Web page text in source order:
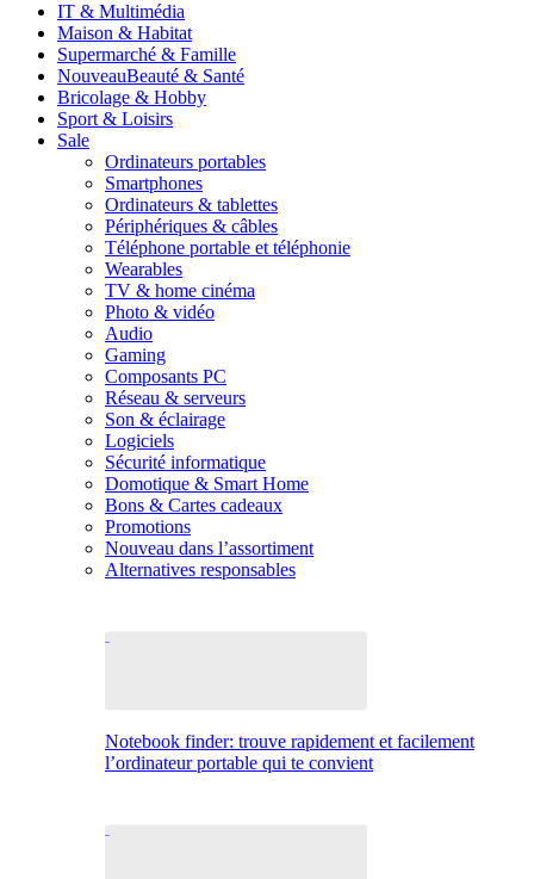
IT & Multimédia
Maison & Habitat
Supermarché & Famille
NouveauBeauté & Santé
Bricolage & Hobby
Sport & Loisirs
Sale
Ordinateurs portables
Smartphones
Ordinateurs & tablettes
Périphériques & câbles
Téléphone portable et téléphonie
Wearables
TV & home cinéma
Photo & vidéo
Audio
Gaming
Composants PC
Réseau & serveurs
Son & éclairage
Logiciels
Sécurité informatique
Domotique & Smart Home
Bons & Cartes cadeaux
Promotions
Nouveau dans l’assortiment
Alternatives responsables
Notebook finder: trouve rapidement et facilement
l’ordinateur portable qui te convient